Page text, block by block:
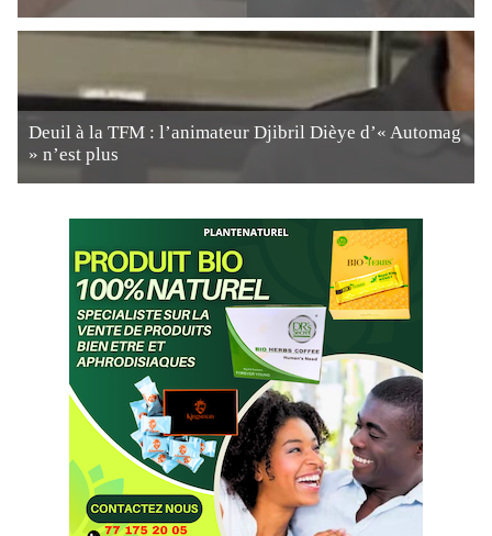
Deuil à la TFM : l’animateur Djibril Dièye d’« Automag
» n’est plus